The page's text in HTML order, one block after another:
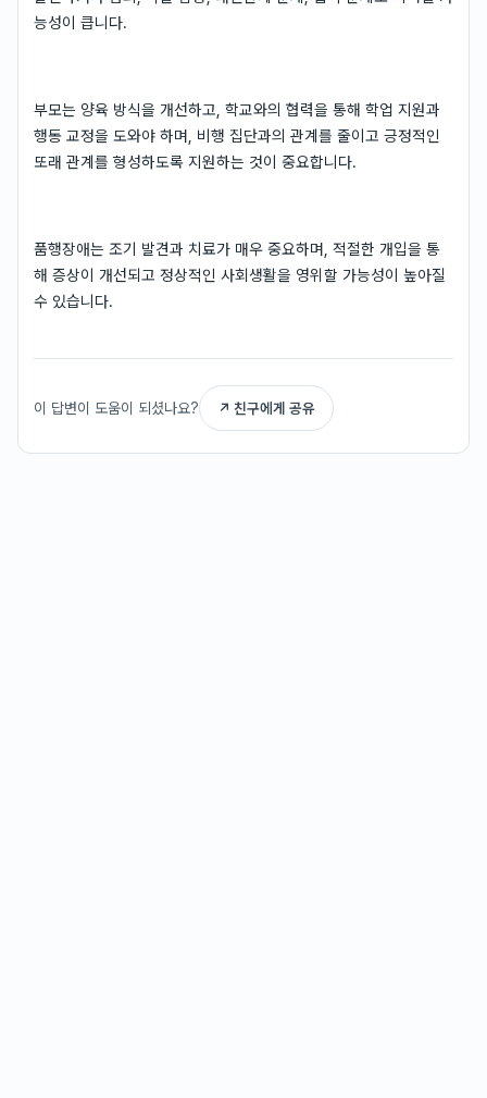
능성이 큽니다.
부모는 양육 방식을 개선하고, 학교와의 협력을 통해 학업 지원과
행동 교정을 도와야 하며, 비행 집단과의 관계를 줄이고 긍정적인
또래 관계를 형성하도록 지원하는 것이 중요합니다.
품행장애는 조기 발견과 치료가 매우 중요하며, 적절한 개입을 통
해 증상이 개선되고 정상적인 사회생활을 영위할 가능성이 높아질
수 있습니다.
이 답변이 도움이 되셨나요? ↗ 친구에게 공유